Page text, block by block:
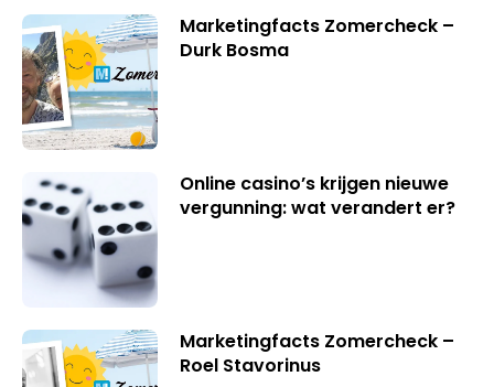
Marketingfacts Zomercheck –
Durk Bosma
Online casino’s krijgen nieuwe
vergunning: wat verandert er?
Marketingfacts Zomercheck –
Roel Stavorinus